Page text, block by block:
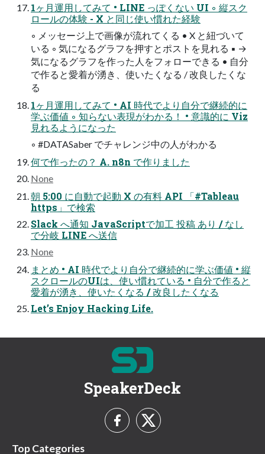
1ヶ月運用してみて • LINE っぽくない UI ◦ 縦スク
ロールの体験 - X と同じ使い慣れた経験
◦ メッセージ上で画像が流れてくる • X と紐づいて
いる ◦ 気になるグラフを押すとポストを見れる ▪ →
気になるグラフを作った人をフォローできる • 自分
で作ると愛着が湧き、使いたくなる / 改良したくな
る
1ヶ月運用してみて • AI 時代でより自分で継続的に
学ぶ価値 ◦ 知らない表現がわかる！ • 意識的に Viz
見れるようになった
◦ #DATASaber でチャレンジ中の人がわかる
何で作ったの？ A. n8n で作りました
None
朝 5:00 に自動で起動 X の有料 API 「#Tableau
https」で検索
Slack へ通知 JavaScriptで加工 投稿 あり / なし
で分岐 LINE へ送信
None
まとめ • AI 時代でより自分で継続的に学ぶ価値 • 縦
スクロールのUIは、使い慣れている • 自分で作ると
愛着が湧き、使いたくなる / 改良したくなる
Let’s Enjoy Hacking Life.
SpeakerDeck
Top Categories